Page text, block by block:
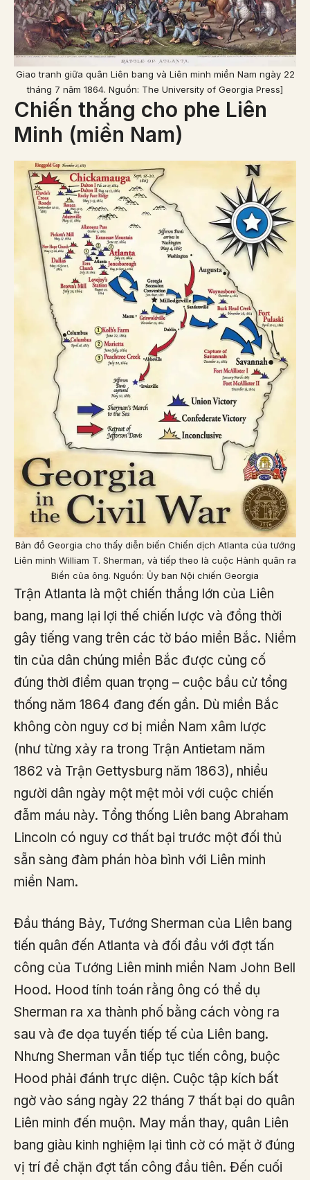
Giao tranh giữa quân Liên bang và Liên minh miền Nam ngày 22
tháng 7 năm 1864. Nguồn: The University of Georgia Press]
Chiến thắng cho phe Liên
Minh (miền Nam)
Bản đồ Georgia cho thấy diễn biến Chiến dịch Atlanta của tướng
Liên minh William T. Sherman, và tiếp theo là cuộc Hành quân ra
Biển của ông. Nguồn: Ủy ban Nội chiến Georgia
Trận Atlanta là một chiến thắng lớn của Liên
bang, mang lại lợi thế chiến lược và đồng thời
gây tiếng vang trên các tờ báo miền Bắc. Niềm
tin của dân chúng miền Bắc được củng cố
đúng thời điểm quan trọng – cuộc bầu cử tổng
thống năm 1864 đang đến gần. Dù miền Bắc
không còn nguy cơ bị miền Nam xâm lược
(như từng xảy ra trong Trận Antietam năm
1862 và Trận Gettysburg năm 1863), nhiều
người dân ngày một mệt mỏi với cuộc chiến
đẫm máu này. Tổng thống Liên bang Abraham
Lincoln có nguy cơ thất bại trước một đối thủ
sẵn sàng đàm phán hòa bình với Liên minh
miền Nam.
Đầu tháng Bảy, Tướng Sherman của Liên bang
tiến quân đến Atlanta và đối đầu với đợt tấn
công của Tướng Liên minh miền Nam John Bell
Hood. Hood tính toán rằng ông có thể dụ
Sherman ra xa thành phố bằng cách vòng ra
sau và đe dọa tuyến tiếp tế của Liên bang.
Nhưng Sherman vẫn tiếp tục tiến công, buộc
Hood phải đánh trực diện. Cuộc tập kích bất
ngờ vào sáng ngày 22 tháng 7 thất bại do quân
Liên minh đến muộn. May mắn thay, quân Liên
bang giàu kinh nghiệm lại tình cờ có mặt ở đúng
vị trí để chặn đợt tấn công đầu tiên. Đến cuối